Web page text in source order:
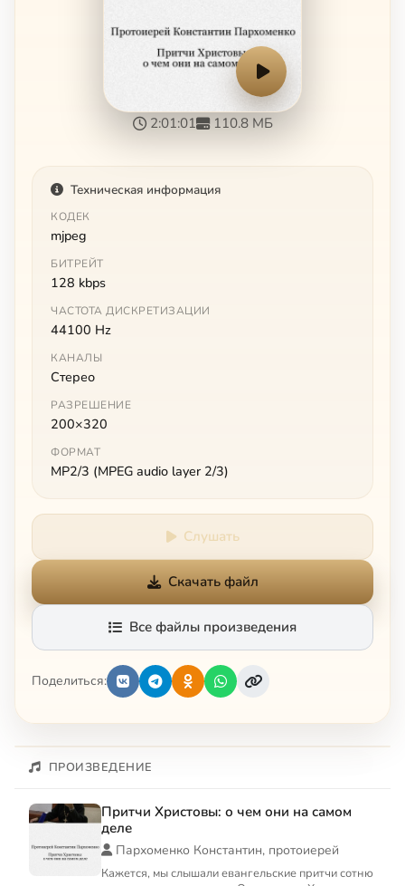
2:01:01 110.8 МБ
Техническая информация
КОДЕК
mjpeg
БИТРЕЙТ
128 kbps
ЧАСТОТА ДИСКРЕТИЗАЦИИ
44100 Hz
КАНАЛЫ
Стерео
РАЗРЕШЕНИЕ
200×320
ФОРМАТ
MP2/3 (MPEG audio layer 2/3)
Слушать
Скачать файл
Все файлы произведения
Поделиться:
ПРОИЗВЕДЕНИЕ
Притчи Христовы: о чем они на самом
деле
Пархоменко Константин, протоиерей
Кажется, мы слышали евангельские притчи сотню